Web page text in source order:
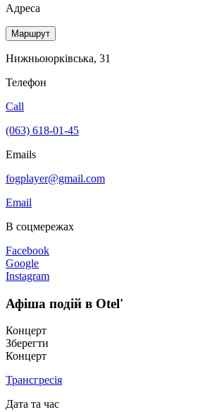
Адреса
Маршрут
Нижньоюрківська, 31
Телефон
Call
(063) 618-01-45
Emails
fogplayer@gmail.com
Email
В соцмережах
Facebook
Google
Instagram
Афіша подій в Otel'
Концерт
Зберегти
Концерт
Трансгресія
Дата та час